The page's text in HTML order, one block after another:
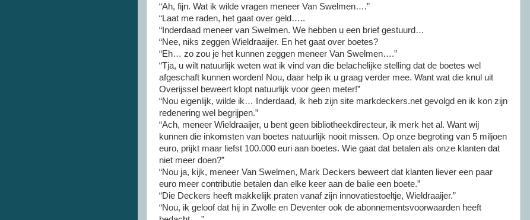
“Ah, fijn. Wat ik wilde vragen meneer Van Swelmen….”
“Laat me raden, het gaat over geld…..
“Inderdaad meneer van Swelmen. We hebben u een brief gestuurd…
“Nee, niks zeggen Wieldraaijer. En het gaat over boetes?
“Eh… zo zou je het kunnen zeggen meneer Van Swelmen….”
“Tja, u wilt natuurlijk weten wat ik vind van die belachelijke stelling dat de boetes wel
afgeschaft kunnen worden! Nou, daar help ik u graag verder mee. Want wat die knul uit
Overijssel beweert klopt natuurlijk voor geen meter!”
“Nou eigenlijk, wilde ik… Inderdaad, ik heb zijn site markdeckers.net gevolgd en ik kon zijn
redenering wel begrijpen.”
“Ach, meneer Wieldraaijer, u bent geen bibliotheekdirecteur, ik merk het al. Want wij
kunnen die inkomsten van boetes natuurlijk nooit missen. Op onze begroting van 5 miljoen
euro, prijkt maar liefst 100.000 euri aan boetes. Wie gaat dat betalen als onze klanten dat
niet meer doen?”
“Nou ja, kijk, meneer Van Swelmen, Mark Deckers beweert dat klanten liever een paar
euro meer contributie betalen dan elke keer aan de balie een boete.”
“Die Deckers heeft makkelijk praten vanaf zijn innovatiestoeltje, Wieldraaijer.”
“Nou, ik geloof dat hij in Zwolle en Deventer ook de abonnementsvoorwaarden heeft